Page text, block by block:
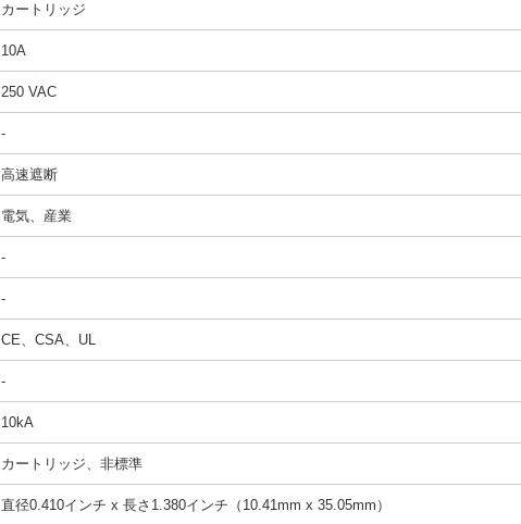
カートリッジ
10A
250 VAC
-
高速遮断
電気、産業
-
-
CE、CSA、UL
-
10kA
カートリッジ、非標準
直径0.410インチ x 長さ1.380インチ（10.41mm x 35.05mm）